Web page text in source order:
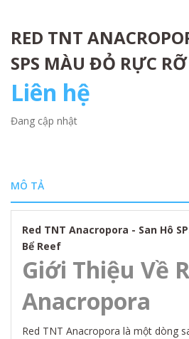
RED TNT
SPS MÀU ĐỎ RỰC RỠ
Liên hệ
Đang cập nhật
MÔ TẢ
Red TNT Anacropora - San Hô
Bể Reef
Giới Thiệu Về
Anacropora
Red TNT Anacropora là một dòng